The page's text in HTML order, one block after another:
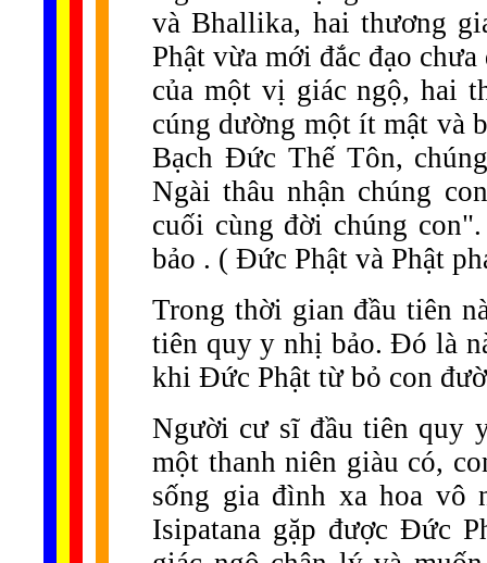
và Bhallika, hai thương
Phật vừa mới đắc đạo
của một vị giác ngộ, hai
cúng dường một ít mật và
Bạch Đức Thế Tôn,
Ngài thâu nhận chúng
cuối cùng đời chúng
bảo . ( Đức Phật và Phật
Trong thời gian đầu tiên
tiên quy y nhị bảo. Đó là
khi Đức Phật từ bỏ con
Người cư sĩ đầu tiên quy
một thanh niên giàu có,
sống gia đình xa hoa vô
Isipatana gặp được Đức